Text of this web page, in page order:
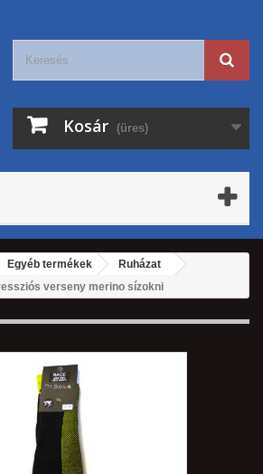
Kosár (üres)
Egyéb termékek
Ruházat
verseny merino sízokni